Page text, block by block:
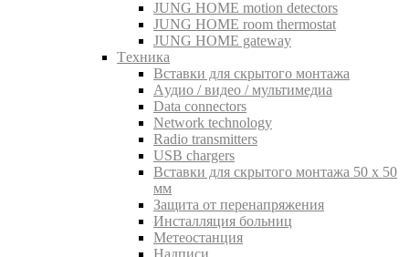
JUNG HOME motion detectors
JUNG HOME room thermostat
JUNG HOME gateway
Tехника
Вставки для скрытого монтажа
Aудио / видео / мультимедиа
Data connectors
Network technology
Radio transmitters
USB chargers
Вставки для скрытого монтажа 50 x 50
мм
Защита от перенапряжения
Инсталляция больниц
Метеостанция
Надписи